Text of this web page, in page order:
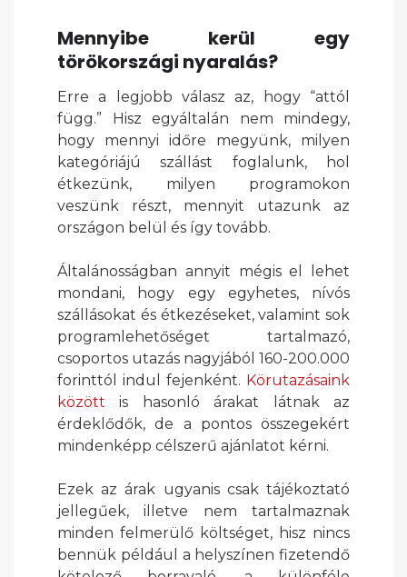
Mennyibe kerül egy
törökországi nyaralás?
Erre a legjobb válasz az, hogy “attól
függ.” Hisz egyáltalán nem mindegy,
hogy mennyi időre megyünk, milyen
kategóriájú szállást foglalunk, hol
étkezünk, milyen programokon
veszünk részt, mennyit utazunk az
országon belül és így tovább.
Általánosságban annyit mégis el lehet
mondani, hogy egy egyhetes, nívós
szállásokat és étkezéseket, valamint sok
programlehetőséget tartalmazó,
csoportos utazás nagyjából 160-200.000
forinttól indul fejenként. Körutazásaink
között is hasonló árakat látnak az
érdeklődők, de a pontos összegekért
mindenképp célszerű ajánlatot kérni.
Ezek az árak ugyanis csak tájékoztató
jellegűek, illetve nem tartalmaznak
minden felmerülő költséget, hisz nincs
bennük például a helyszínen fizetendő